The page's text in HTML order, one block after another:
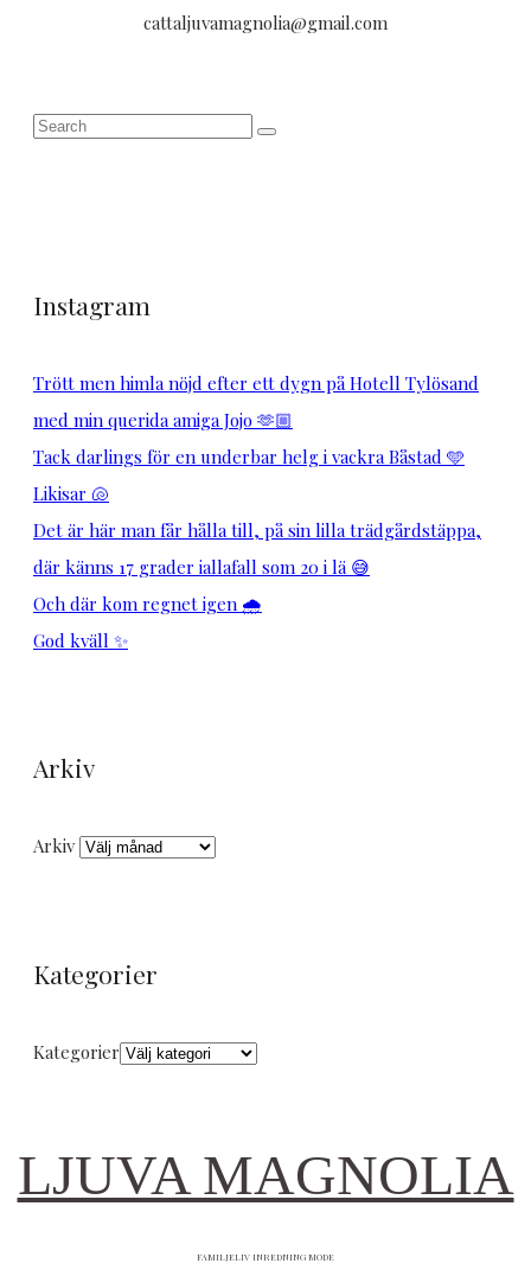
cattaljuvamagnolia@gmail.com
Instagram
Trött men himla nöjd efter ett dygn på Hotell Tylösand
med min querida amiga Jojo 🫶🏼
Tack darlings för en underbar helg i vackra Båstad 🩵
Likisar 🐚
Det är här man får hålla till, på sin lilla trädgårdstäppa,
där känns 17 grader iallafall som 20 i lä 😅
Och där kom regnet igen 🌧️
God kväll ✨
Arkiv
Arkiv
Kategorier
Kategorier
LJUVA MAGNOLIA
FAMILJELIV INREDNING MODE